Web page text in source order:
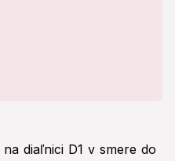
diaľnici D1 v smere do